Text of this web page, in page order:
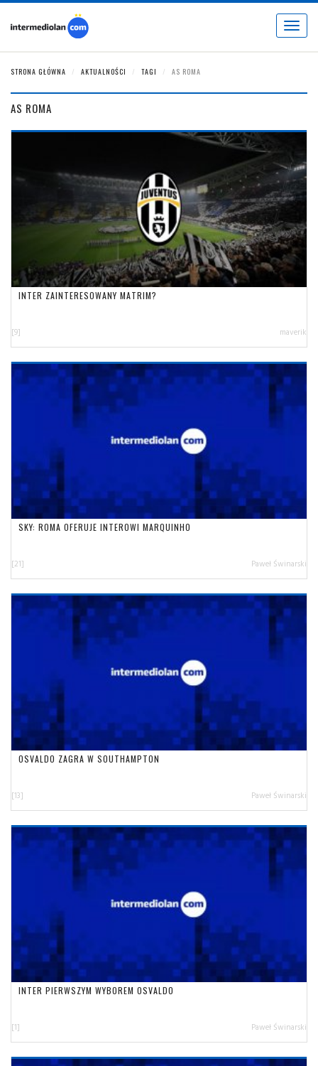
Toggle
STRONA GŁÓWNA AKTUALNOŚCI TAGI AS ROMA
AS ROMA
INTER ZAINTERESOWANY MATRIM?
[9] maverik
SKY: ROMA OFERUJE INTEROWI MARQUINHO
[21] Paweł Świnarski
OSVALDO ZAGRA W SOUTHAMPTON
[13] Paweł Świnarski
INTER PIERWSZYM WYBOREM OSVALDO
[1] Paweł Świnarski